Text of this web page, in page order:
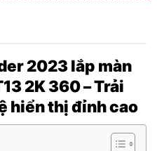
Navitel, Google Maps
dây + điều khiển giọng nói
GPS dẫn đường chính xác.
2023 lắp màn
2K 360 – Trải
hiển thị đỉnh cao